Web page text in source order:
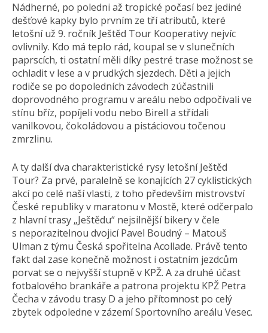
Nádherné, po poledni až tropické počasí bez jediné
dešťové kapky bylo prvním ze tří atributů, které
letošní už 9. ročník Ještěd Tour Kooperativy nejvíc
ovlivnily. Kdo má teplo rád, koupal se v slunečních
paprscích, ti ostatní měli díky pestré trase možnost se
ochladit v lese a v prudkých sjezdech. Děti a jejich
rodiče se po dopoledních závodech zúčastnili
doprovodného programu v areálu nebo odpočívali ve
stínu bříz, popíjeli vodu nebo Birell a střídali
vanilkovou, čokoládovou a pistáciovou točenou
zmrzlinu.
A ty další dva charakteristické rysy letošní Ještěd
Tour? Za prvé, paralelně se konajících 27 cyklistických
akcí po celé naší vlasti, z toho především mistrovství
České republiky v maratonu v Mostě, které odčerpalo
z hlavní trasy „Ještědu“ nejsilnější bikery v čele
s neporazitelnou dvojicí Pavel Boudný – Matouš
Ulman z týmu Česká spořitelna Acollade. Právě tento
fakt dal zase konečně možnost i ostatním jezdcům
porvat se o nejvyšší stupně v KPŽ. A za druhé účast
fotbalového brankáře a patrona projektu KPŽ Petra
Čecha v závodu trasy D a jeho přítomnost po celý
zbytek odpoledne v zázemí Sportovního areálu Vesec.